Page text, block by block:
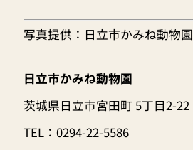
写真提供：日立市かみね動物園
日立市かみね動物園
茨城県日立市宮田町 5丁目2-22
TEL：0294-22-5586